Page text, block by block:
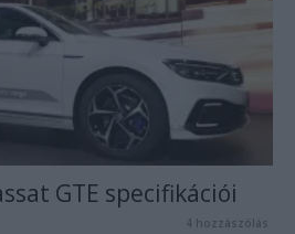
GTE specifikációi
4 hozzászólás